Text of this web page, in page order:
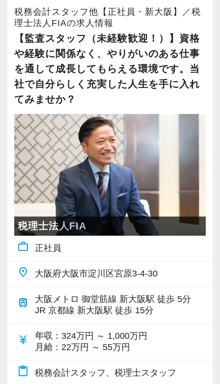
ますので、腕に自信のある方は奮ってご応募く
ださい(^ ^)
【求める人材】
【必須条件】
◆職歴：会計事務所や税理士事務所、税理士
法人などで5年以上の実務経験（※監査法人や銀
行での勤務は経験にカウントされません）
◆経験：顧問先への巡回監査経験
◆経験：顧客対応や法人の決算業務経験
その他、下記のような方はぜひご応募くださ
い！
・コミュニケーション能力のある方
・向上心のある方
・粘り強く継続的に努力できる方
採用サイトも公開しております！ぜひご覧くだ
https://heartland-tax.com/recruit/
【事務所紹介動画】
元国税OB・じてこ先生のYouTubeで、弊社の得
た！
法人をメインで担当。
◆入社3年目（年収1,000万円前後）
・担当顧問25〜30件前後。共同案件のリーダー
担当1〜2件前後、サポート担当5件前後。
・マネージャーやその補佐などを担当。
・財務コンサル業務を担当。
・年商10億円未満の中規模法人をメインで担
当。
・年商10億円超の企業グループをチームの一員
として担当。
・その他、経験を積みたい分野があれば積極的
に該当案件へ参加して経験を積む（例：組織再
編や事業承継対策の提案、DD業務などのスポッ
ト業務をチームの一員として対応）。
◆入社5年目以降（年収1,200万円以上）
・担当顧問25〜35件前後。共同案件のリーダー
・オフィスの拠点長や管理責任者、またはその
当する「スペシャリスト」や「スタープレイヤ
・年商10億円超の企業グループをチームの主担
当として対応。
のスポット業務をチームの主担当として対応。
※20万円に上記インセンティブを加算した結
果、月給を超えた金額を追加支給する。
＜年収実績（2025年）＞
勤続1年以上の税務担当の平均年収 ：
11,037,499円
勤続3年以上の税務担当の平均年収 ：
14,251,600円
勤続3年以上の税務担当の年収中央値：
11,683,809円
＜年収例＞
830万円／27歳／入社2年目／業界歴3年目／顧
問件数22件／年間顧問売上2,000万円（月給50
万円+平均インセンティブ月額19.2万円）
1040万円／36歳／入社5年目／業界歴10年目／
顧問件数26件／年間顧問売上2,600万円（月給
50万円+平均インセンティブ月額36.7万円）
1,390万円／28歳／入社3年目／業界歴5年目／
50万円+平均インセン月額55.8万円+管理職手当
月額10万円）
問件数32件／年間顧問売上3,700万円（月給50
万円+平均インセンティブ月額61.7万円+管理職
手当月額20万円）
（例1）前職年収450万円の場合、年収700万円
以上でスタート
（例2）前職年収850万円の場合、年収850万円
以上でスタート
【Bパターン】
月給+インセンティブ
※AとBいずれかのパターンを選択可能。
※どちらのパターンも6ヶ月間の試用期間あり。
Aパターンは本採用と同条件。Bパターンの詳細
は後述の「月給（Bパターン）」を参照。
※Aパターンを希望の場合は面接時に必ず「直近
の源泉徴収票」及び「直近3ヶ月分の給与明細」
を持参。賞与がある場合は「賞与明細書」も持
参。
50万円以上（基本給37万円以上。45時間分の固
・試用期間中：35万円〜50万円以上（基本給
25.9万円〜37万円以上。45時間分の固定残業代
9.1万円〜13万円以上を含む）
合も支給し、超過分は別途支給する。
か。
私たちは、会社づくりを次のように考えていま
す。
１．組織運営と人事・採用の方針
１）人が集まる良い会社づくり
私たちは人が集まり・人が育つ、良い会社づく
そのためには、働き方や仕事をする環境を整
え、良くしていくことが何よりも大切だと考え
ています。
そのようななかで、働く人一人ひとりが仕事に
前向きに取り組めることで、お客さまに頼りに
していただける良い仕事ができ、報酬・採算的
にもご評価いただいて、持続的な昇給・増員を
可能にし、組織としても成長を続けられると考
えています。
２）人が育つ組織づくり
私たちは、縦割り型の分業体制ではなく、ペア
あるいはチームでお客さまを対応する体制を目
一人の人がキャパ一杯になるまで案件を抱え、
あぶれたら増員する、という組織体制では、働
く人にとって希望がありません。
税務会計スタッフ他【正社員・新大阪】／税
理士法人FIAの求人情報
【監査スタッフ（未経験歓迎！）】資格
や経験に関係なく、やりがいのある仕事
を通して成長してもらえる環境です。当
社で自分らしく充実した人生を手に入れ
てみませか？
税理士法人FIA
work_outline 正社員
place 大阪府大阪市淀川区宮原3-4-30
train
大阪メトロ 御堂筋線 新大阪駅 徒歩 5分
JR 京都線 新大阪駅 徒歩 15分
currency_yen 年収 ：324万円 ～ 1,000万円
月給 ：22万円 ～ 55万円
content_paste 税務会計スタッフ、税理士スタッフ